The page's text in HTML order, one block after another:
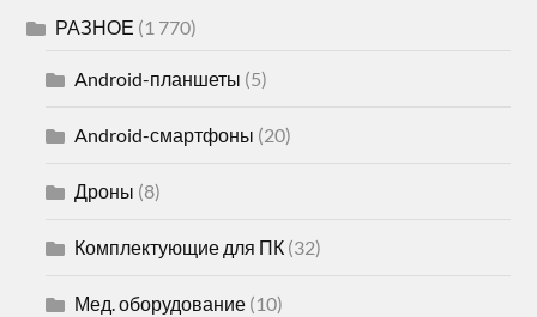
РАЗНОЕ (1 770)
Android-планшеты (5)
Android-смартфоны (20)
Дроны (8)
Комплектующие для ПК (32)
Мед. оборудование (10)